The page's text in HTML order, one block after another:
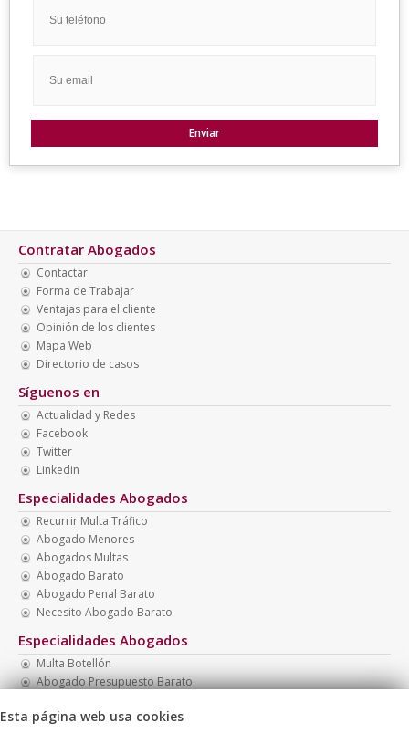
Contratar Abogados
Contactar
Forma de Trabajar
Ventajas para el cliente
Opinión de los clientes
Mapa Web
Directorio de casos
Síguenos en
Actualidad y Redes
Facebook
Twitter
Linkedin
Especialidades Abogados
Recurrir Multa Tráfico
Abogado Menores
Abogados Multas
Abogado Barato
Abogado Penal Barato
Necesito Abogado Barato
Especialidades Abogados
Multa Botellón
Abogado Presupuesto Barato
Multa Drogotest
Esta página web usa cookies